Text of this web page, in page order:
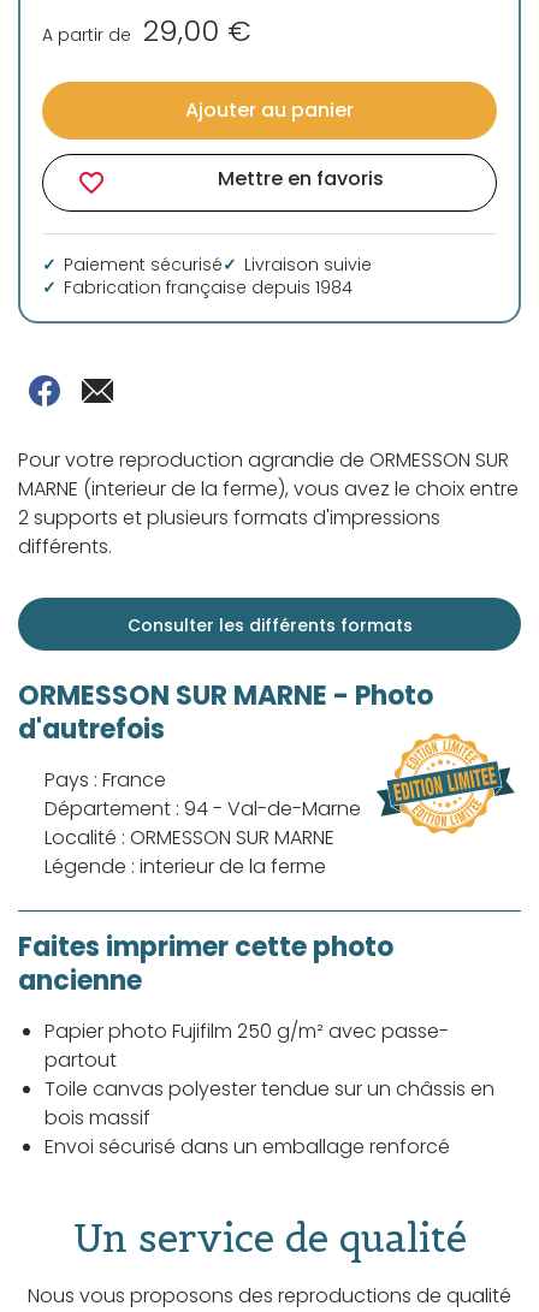
A partir de 29,00 €
Ajouter au panier
favorite_border Mettre en favoris
Paiement sécurisé
Livraison suivie
Fabrication française depuis 1984
Pour votre reproduction agrandie de ORMESSON SUR
MARNE (interieur de la ferme), vous avez le choix entre
2 supports et plusieurs formats d'impressions
différents.
Consulter les différents formats
ORMESSON SUR MARNE - Photo
d'autrefois
Pays : France
Département : 94 - Val-de-Marne
Localité : ORMESSON SUR MARNE
Légende : interieur de la ferme
Faites imprimer cette photo
ancienne
Papier photo Fujifilm 250 g/m² avec passe-
partout
Toile canvas polyester tendue sur un châssis en
bois massif
Envoi sécurisé dans un emballage renforcé
Un service de qualité
Nous vous proposons des reproductions de qualité